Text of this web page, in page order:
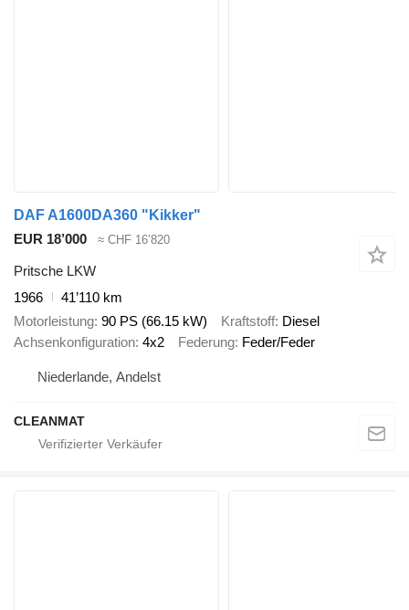
DAF A1600DA360 "Kikker"
EUR 18’000
≈ CHF 16’820
Pritsche LKW
1966
41’110 km
Motorleistung 90 PS (66.15 kW) Kraftstoff Diesel
Achsenkonfiguration 4x2 Federung Feder/Feder
Niederlande, Andelst
CLEANMAT